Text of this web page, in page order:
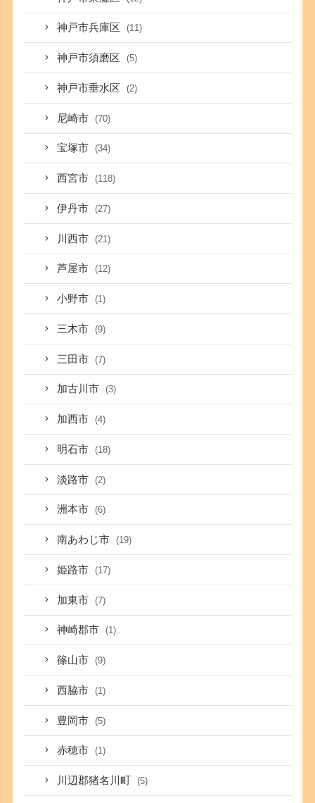
神戸市兵庫区 (11)
神戸市須磨区 (5)
神戸市垂水区 (2)
尼崎市 (70)
宝塚市 (34)
西宮市 (118)
伊丹市 (27)
川西市 (21)
芦屋市 (12)
小野市 (1)
三木市 (9)
三田市 (7)
加古川市 (3)
加西市 (4)
明石市 (18)
淡路市 (2)
洲本市 (6)
南あわじ市 (19)
姫路市 (17)
加東市 (7)
神崎郡市 (1)
篠山市 (9)
西脇市 (1)
豊岡市 (5)
赤穂市 (1)
川辺郡猪名川町 (5)